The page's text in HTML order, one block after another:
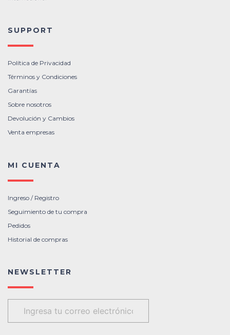
SUPPORT
Política de Privacidad
Términos y Condiciones
Garantías
Sobre nosotros
Devolución y Cambios
Venta empresas
MI CUENTA
Ingreso / Registro
Seguimiento de tu compra
Pedidos
Historial de compras
NEWSLETTER